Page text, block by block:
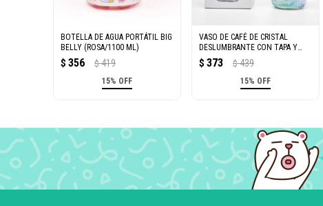
BOTELLA DE AGUA PORTÁTIL BIG
BELLY (ROSA/1100 ML)
$ 356 $ 419
15% OFF
VASO DE CAFÉ DE CRISTAL
DESLUMBRANTE CON TAPA Y
MANGA (BEIGE/400 ML)
$ 373 $ 439
15% OFF